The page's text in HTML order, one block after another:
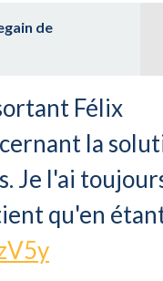
de
Félix
la
Je l'ai
qu'en